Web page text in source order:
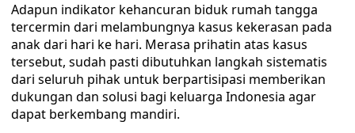
Adapun indikator kehancuran biduk rumah tangga
tercermin dari melambungnya kasus kekerasan pada
anak dari hari ke hari. Merasa prihatin atas kasus
tersebut, sudah pasti dibutuhkan langkah sistematis
dari seluruh pihak untuk berpartisipasi memberikan
dukungan dan solusi bagi keluarga Indonesia agar
dapat berkembang mandiri.